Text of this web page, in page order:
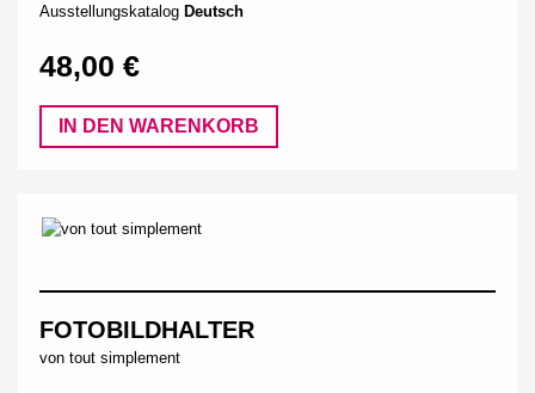
Ausstellungskatalog Deutsch
48,00 €
IN DEN WARENKORB
FOTOBILDHALTER
von tout simplement